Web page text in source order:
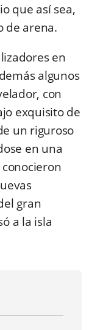
que así sea,
de arena.
en
algunos
con
exquisito de
un riguroso
en una
gran
a la isla